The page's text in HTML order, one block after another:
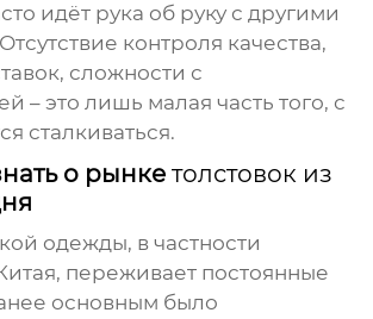
идёт рука об руку с другими
контроля качества,
сложности с
– это лишь малая часть того, с
сталкиваться.
о рынкетолстовок из
одежды, в частности
, переживает постоянные
основным было